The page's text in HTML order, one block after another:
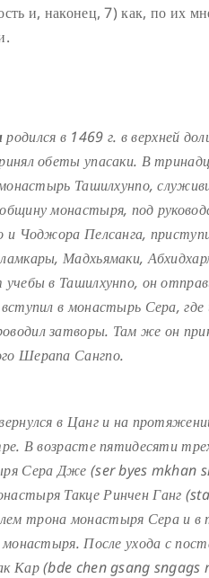
и, наконец, 7) как, по их
родился в 1469 г. в верхней
обеты упасаки. В
Ташилхунпо,
монастыря, под
и Чоджора Пелсанга,
Мадхьямаки,
в Ташилхунпо, он
в монастырь Сера, где
затворы. Там же он
Шерапа Сангпо.
в Цанг и на
В возрасте пятидесяти
Сера Дже (ser byes mkhan
Такце Ринчен Ганг
трона монастыря Сера и в
монастыря. После ухода с
Кар (bde chen gsang sngags